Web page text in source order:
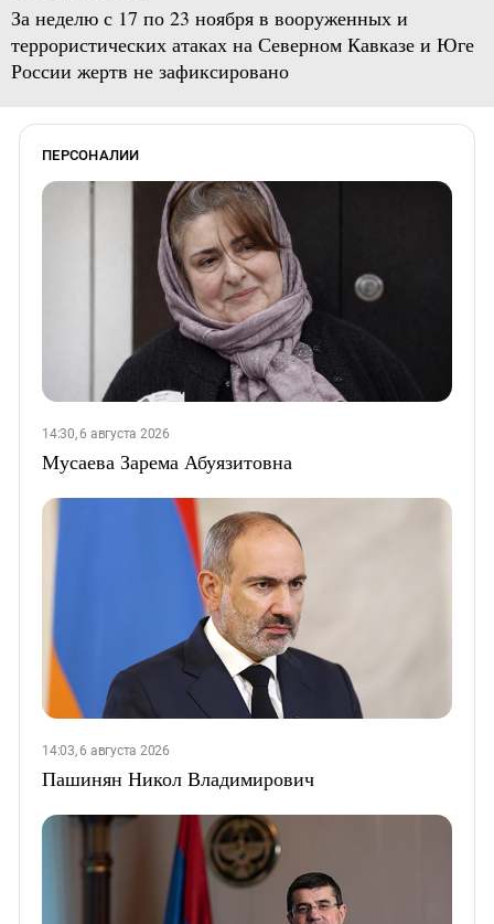
За неделю с 17 по 23 ноября в вооруженных и
террористических атаках на Северном Кавказе и Юге
России жертв не зафиксировано
ПЕРСОНАЛИИ
14:30, 6 августа 2026
Мусаева Зарема Абуязитовна
14:03, 6 августа 2026
Пашинян Никол Владимирович